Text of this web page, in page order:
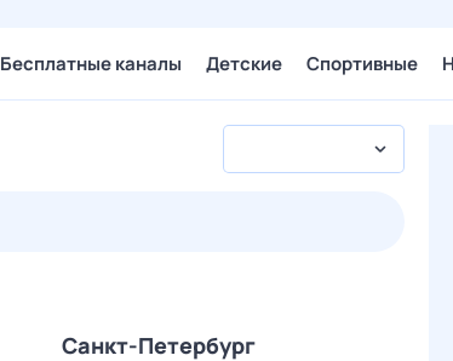
Бесплатные каналы Детские Спортивные
Санкт-Петербург